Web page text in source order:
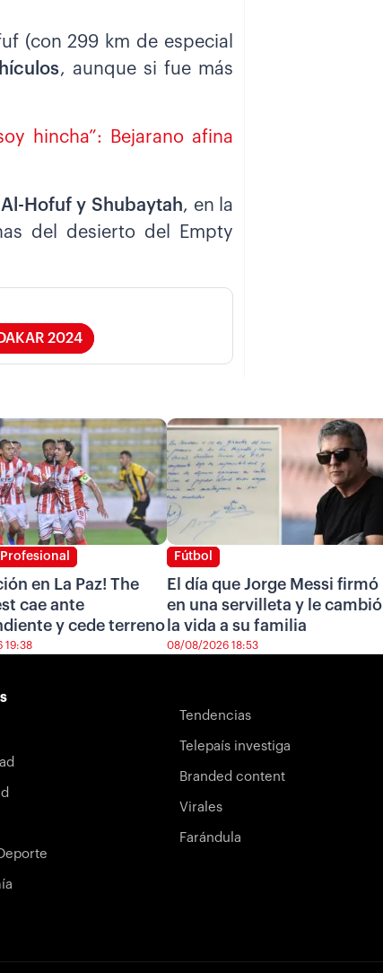
(con 299 km de especial
, aunque si fue más
hincha”: Bejarano afina
Hofuf y Shubaytah, en la
del desierto del Empty
2024
en La Paz! The
cae ante
y cede terreno
19:38
Fútbol
El día que Jorge Messi firmó
en una servilleta y le cambió
la vida a su familia
08/08/2026 18:53
Tendencias
Telepaís investiga
Branded content
Virales
Farándula